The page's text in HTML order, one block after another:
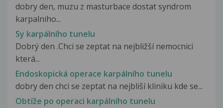
dobry den, muzu z masturbace dostat syndrom
karpalniho...
Sy karpálního tunelu
Dobrý den .Chci se zeptat na nejbližší nemocnici
která...
Endoskopická operace karpálního tunelu
dobry den chci se zeptat na nejbliší kliniku kde se...
Obtíže po operaci karpálního tunelu